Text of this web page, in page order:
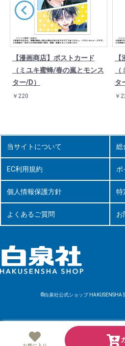
【漫画商店】ポストカード
（ミユキ蜜蜂/春の嵐とモンス
ター/D）
￥220
タ
￥
当サイトについて 総
EC利用規約 ポ
個人情報保護方針 特
よくあるご質問 お
©白泉社公式ショップ HAKUSENSHA